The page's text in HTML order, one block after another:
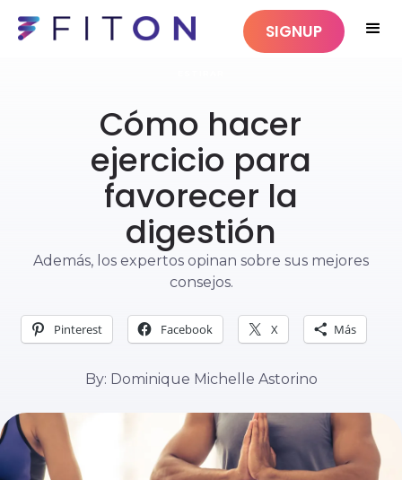
SIGNUP
Cómo hacer
ejercicio para
favorecer la
digestión
Además, los expertos opinan sobre sus mejores
consejos.
Pinterest Facebook X Más
By: Dominique Michelle Astorino